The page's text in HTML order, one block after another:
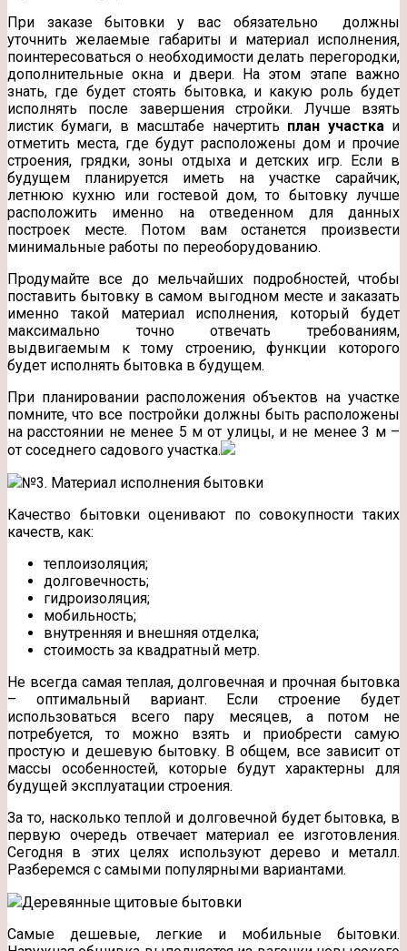
При заказе бытовки у вас обязательно должны
уточнить желаемые габариты и материал исполнения,
поинтересоваться о необходимости делать перегородки,
дополнительные окна и двери. На этом этапе важно
знать, где будет стоять бытовка, и какую роль будет
исполнять после завершения стройки. Лучше взять
листик бумаги, в масштабе начертить план участкаи
отметить места, где будут расположены дом и прочие
строения, грядки, зоны отдыха и детских игр. Если в
будущем планируется иметь на участке сарайчик,
летнюю кухню или гостевой дом, то бытовку лучше
расположить именно на отведенном для данных
построек месте. Потом вам останется произвести
минимальные работы по переоборудованию.
Продумайте все до мельчайших подробностей, чтобы
поставить бытовку в самом выгодном месте и заказать
именно такой материал исполнения, который будет
максимально точно отвечать требованиям,
выдвигаемым к тому строению, функции которого
будет исполнять бытовка в будущем.
При планировании расположения объектов на участке
помните, что все постройки должны быть расположены
на расстоянии не менее 5 м от улицы, и не менее 3 м –
от соседнего садового участка.
№3. Материал исполнения бытовки
Качество бытовки оценивают по совокупности таких
качеств, как:
теплоизоляция;
долговечность;
гидроизоляция;
мобильность;
внутренняя и внешняя отделка;
стоимость за квадратный метр.
Не всегда самая теплая, долговечная и прочная бытовка
– оптимальный вариант. Если строение будет
использоваться всего пару месяцев, а потом не
потребуется, то можно взять и приобрести самую
простую и дешевую бытовку. В общем, все зависит от
массы особенностей, которые будут характерны для
будущей эксплуатации строения.
За то, насколько теплой и долговечной будет бытовка, в
первую очередь отвечает материал ее изготовления.
Сегодня в этих целях используют дерево и металл.
Разберемся с самыми популярными вариантами.
Деревянные щитовые бытовки
Самые дешевые, легкие и мобильные бытовки.